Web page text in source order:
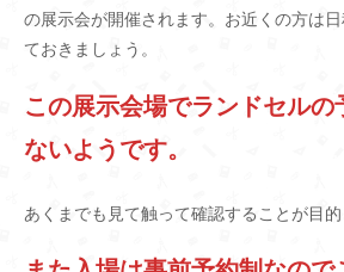
の展示会が開催されます。お近くの方は
ておきましょう。
この展示会場でランドセルの
ないようです。
あくまでも見て触って確認することが目的